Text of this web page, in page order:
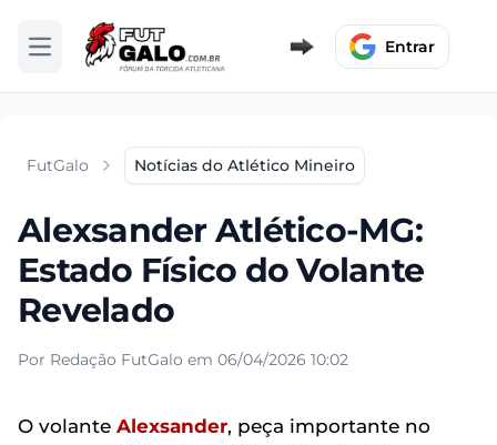
Abrir menu Entrar
FutGalo Notícias do Atlético Mineiro
Alexsander Atlético-MG:
Estado Físico do Volante
Revelado
Por Redação FutGalo em 06/04/2026 10:02
O volante Alexsander, peça importante no